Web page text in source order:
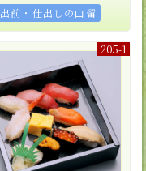
出前・仕出しの山留
205-1